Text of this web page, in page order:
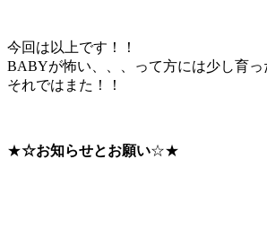
今回は以上です！！
BABYが怖い、、、って方には少し育
それではまた！！
★☆お知らせとお願い☆★